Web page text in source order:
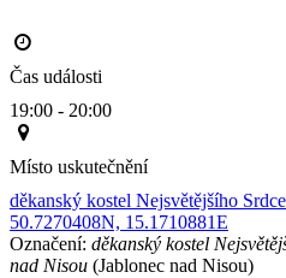
Čas události
19:00 - 20:00
Místo uskutečnění
děkanský kostel Nejsvětějšího
50.7270408N, 15.1710881E
Označení: děkanský kostel
nad Nisou (Jablonec nad Nisou)